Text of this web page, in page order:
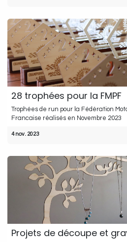
28 trophées pour la FMPF
Trophées de run pour la Fédération
Francaise réalisés en Novembre 2023
4 nov. 2023
Projets de découpe et